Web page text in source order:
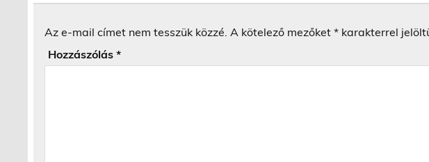
Az e-mail címet nem tesszük közzé. A kötelező mezőket* karakterrel
Hozzászólás*